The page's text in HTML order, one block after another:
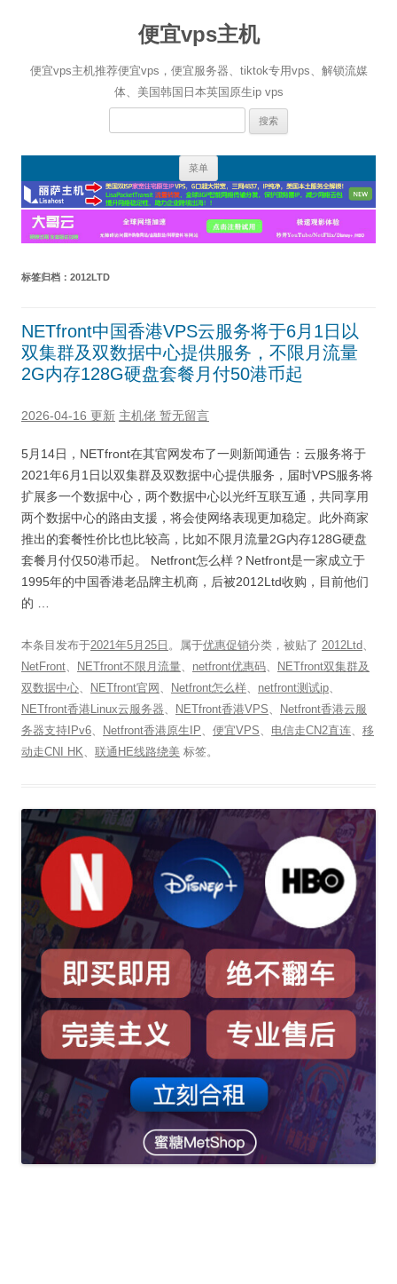
便宜vps主机
便宜vps主机推荐便宜vps，便宜服务器、tiktok专用vps、解锁流媒
体、美国韩国日本英国原生ip vps
搜
菜单
正
文
标签归档： 2012LTD
NETfront中国香港VPS云服务将于6月1日以
双集群及双数据中心提供服务，不限月流量
2G内存128G硬盘套餐月付50港币起
2026-04-16 更新 主机佬 暂无留言
5月14日，NETfront在其官网发布了一则新闻通告：云服务将于
2021年6月1日以双集群及双数据中心提供服务，届时VPS服务将
扩展多一个数据中心，两个数据中心以光纤互联互通，共同享用
两个数据中心的路由支援，将会使网络表现更加稳定。此外商家
推出的套餐性价比也比较高，比如不限月流量2G内存128G硬盘
套餐月付仅50港币起。 Netfront怎么样？Netfront是一家成立于
1995年的中国香港老品牌主机商，后被2012Ltd收购，目前他们
的 …
本条目发布于2021年5月25日 。属于优惠促销分类，被贴了 2012Ltd
NetFront
NETfront不限月流量 netfront优惠码
NETfront双集群及
双数据中心
NETfront官网 Netfront怎么样 netfront测试ip
NETfront香港Linux云服务器
NETfront香港VPS
Netfront香港云服
务器支持IPv6
Netfront香港原生IP 便宜VPS 电信走CN2直连
移
动走CNI HK
联通HE线路绕美 标签。